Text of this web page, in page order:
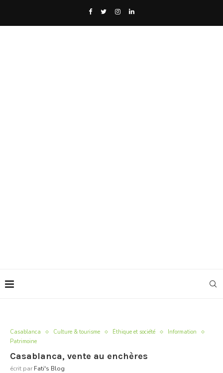
Casablanca Culture & tourisme Éthique et société
Information
Patrimoine
Casablanca, vente au enchères
écrit par Fati's Blog